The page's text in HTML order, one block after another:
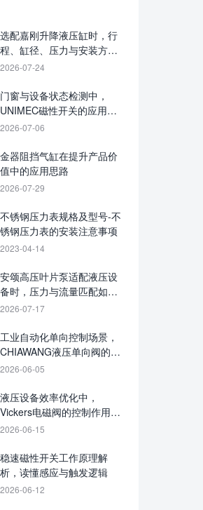
选配嘉刚升降液压缸时，行
程、缸径、压力与安装方式
应逐项核对
2026-07-24
门窗与设备状态检测中，
UNIMEC磁性开关的应用思
路
2026-07-06
金器阻挡气缸在提升产品价
值中的应用思路
2026-07-29
不锈钢压力表规格及型号-不
锈钢压力表的安装注意事项
2023-04-14
安颂高压叶片泵适配液压设
备时，压力与流量匹配如何
判断
2026-07-17
工业自动化单向控制场景，
CHIAWANG液压单向阀的应
用参考
2026-06-05
液压设备效率优化中，
Vickers电磁阀的控制作用与
应用价值
2026-06-15
稳速磁性开关工作原理解
析，读懂感应与触发逻辑
2026-06-12